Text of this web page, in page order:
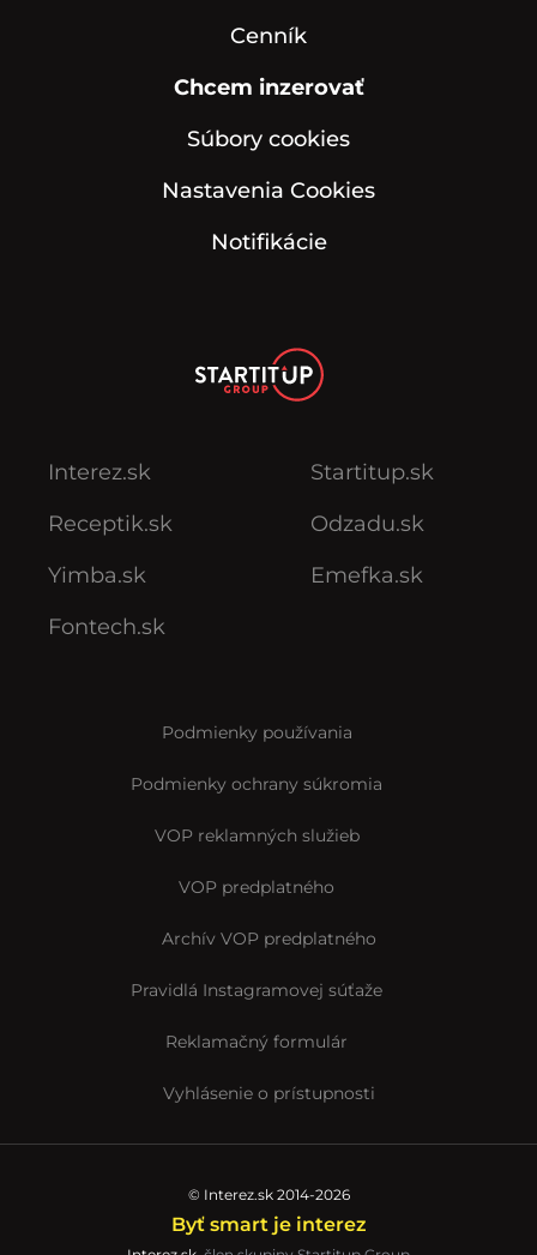
Cenník
Chcem inzerovať
Súbory cookies
Nastavenia Cookies
Notifikácie
Interez.sk
Receptik.sk
Yimba.sk
Fontech.sk
Startitup.sk
Odzadu.sk
Emefka.sk
Podmienky používania
Podmienky ochrany súkromia
VOP reklamných služieb
VOP predplatného
Archív VOP predplatného
Pravidlá Instagramovej súťaže
Reklamačný formulár
Vyhlásenie o prístupnosti
© Interez.sk 2014-2026
Byť smart je interez